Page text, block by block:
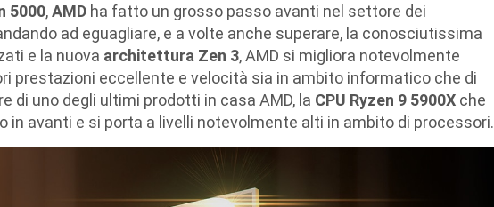
5000,AMD ha fatto un grosso passo avanti nel settore dei
ad eguagliare, e a volte anche superare, la conosciutissima
e la nuova architettura Zen 3, AMD si migliora notevolmente
prestazioni eccellente e velocità sia in ambito informatico che di
di uno degli ultimi prodotti in casa AMD, la CPU Ryzen 9 5900X che
avanti e si porta a livelli notevolmente alti in ambito di processori.